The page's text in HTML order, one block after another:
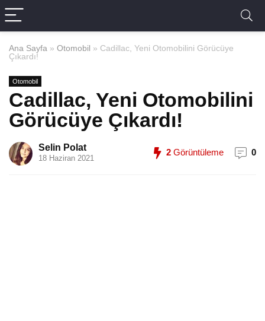
Ana Sayfa » Otomobil » Cadillac, Yeni Otomobilini Görücüye
Çıkardı!
Otomobil
Cadillac, Yeni Otomobilini
Görücüye Çıkardı!
Selin Polat
18 Haziran 2021
2 Görüntüleme 0